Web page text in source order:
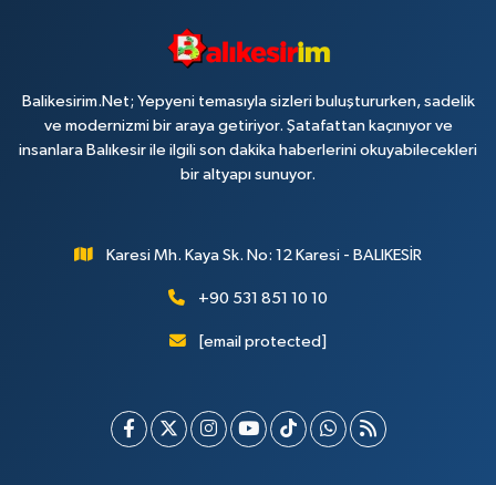
Balikesirim.Net; Yepyeni temasıyla sizleri buluştururken, sadelik
ve modernizmi bir araya getiriyor. Şatafattan kaçınıyor ve
insanlara Balıkesir ile ilgili son dakika haberlerini okuyabilecekleri
bir altyapı sunuyor.
Karesi Mh. Kaya Sk. No: 12 Karesi - BALIKESİR
+90 531 851 10 10
[email protected]